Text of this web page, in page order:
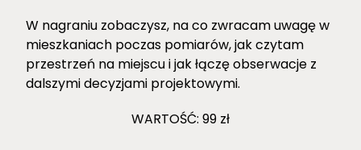
W nagraniu zobaczysz, na co zwracam uwagę w
mieszkaniach poczas pomiarów, jak czytam
przestrzeń na miejscu i jak łączę obserwacje z
dalszymi decyzjami projektowymi.
WARTOŚĆ: 99 zł